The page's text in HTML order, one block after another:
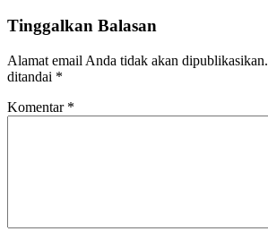
Tinggalkan Balasan
Alamat email Anda tidak akan dipublikasikan.
ditandai *
Komentar *